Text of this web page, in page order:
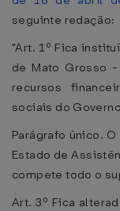
seguinte redação:
"Art. 1º Fica
de Mato Grosso -
recursos
sociais do
Parágrafo único.
Estado de
compete todo o
Art. 3º Fica